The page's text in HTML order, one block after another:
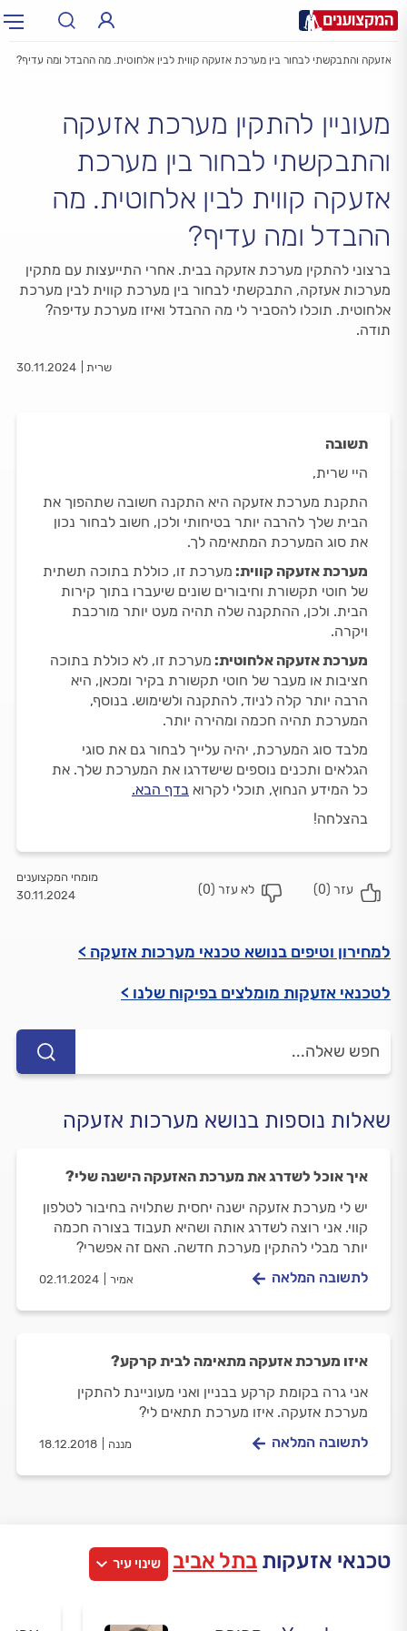
עיר: תל אביב, חיפה…
אזעקה והתבקשתי לבחור בין מערכת אזעקה קווית לבין אלחוטית. מה ההבדל ומה עדיף?
מעוניין להתקין מערכת אזעקה
והתבקשתי לבחור בין מערכת
אזעקה קווית לבין אלחוטית. מה
ההבדל ומה עדיף?
ברצוני להתקין מערכת אזעקה בבית. אחרי התייעצות עם מתקין
מערכות אעזקה, התבקשתי לבחור בין מערכת קווית לבין מערכת
אלחוטית. תוכלו להסביר לי מה ההבדל ואיזו מערכת עדיפה?
תודה.
שרית 30.11.2024
תשובה
היי שרית,
התקנת מערכת אזעקה היא התקנה חשובה שתהפוך את
הבית שלך להרבה יותר בטיחותי ולכן, חשוב לבחור נכון
את סוג המערכת המתאימה לך.
מערכת אזעקה קווית: מערכת זו, כוללת בתוכה תשתית
של חוטי תקשורת וחיבורים שונים שיעברו בתוך קירות
הבית. ולכן, ההתקנה שלה תהיה מעט יותר מורכבת
ויקרה.
מערכת אזעקה אלחוטית: מערכת זו, לא כוללת בתוכה
חציבות או מעבר של חוטי תקשורת בקיר ומכאן, היא
הרבה יותר קלה לניוד, להתקנה ולשימוש. בנוסף,
המערכת תהיה חכמה ומהירה יותר.
מלבד סוג המערכת, יהיה עלייך לבחור גם את סוגי
הגלאים ותכנים נוספים שישדרגו את המערכת שלך. את
כל המידע הנחוץ, תוכלי לקרוא בדף הבא.
בהצלחה!
0
)
0
)
מומחי המקצוענים
30.11.2024
למחירון וטיפים בנושא טכנאי מערכות אזעקה >
לטכנאי אזעקות מומלצים בפיקוח שלנו >
שאלות נוספות בנושא מערכות אזעקה
איך אוכל לשדרג את מערכת האזעקה הישנה שלי?
יש לי מערכת אזעקה ישנה יחסית שתלויה בחיבור לטלפון
קווי. אני רוצה לשדרג אותה ושהיא תעבוד בצורה חכמה
יותר מבלי להתקין מערכת חדשה. האם זה אפשרי?
אמיר 02.11.2024 לתשובה המלאה
איזו מערכת אזעקה מתאימה לבית קרקע?
אני גרה בקומת קרקע בבניין ואני מעוניינת להתקין
מערכת אזעקה. איזו מערכת תתאים לי?
מננה 18.12.2018 לתשובה המלאה
טכנאי אזעקות בתל אביב שינוי עיר